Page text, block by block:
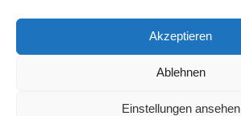
Akzeptieren
Ablehnen
Einstellungen ansehen